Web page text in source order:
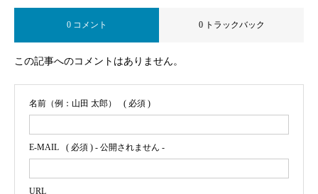
0 コメント 0 トラックバック
この記事へのコメントはありません。
名前（例：山田 太郎） ( 必須 )
E-MAIL ( 必須 ) - 公開されません -
URL